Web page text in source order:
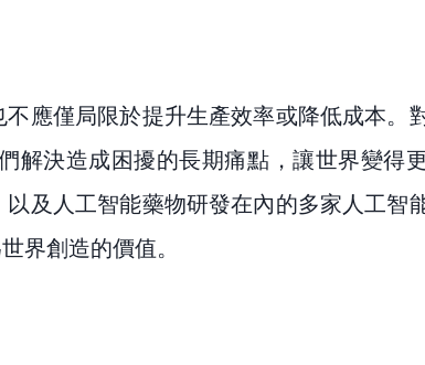
應僅局限於提升生產效率或降低成本。
決造成困擾的長期痛點，讓世界變得
及人工智能藥物研發在內的多家人工智
界創造的價值。